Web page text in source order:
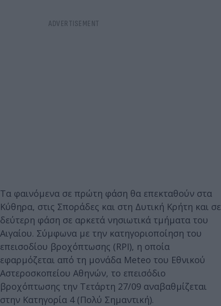
Τα φαινόμενα σε πρώτη φάση θα επεκταθούν στα
Κύθηρα, στις Σποράδες και στη Δυτική Κρήτη και σε
δεύτερη φάση σε αρκετά νησιωτικά τμήματα του
Αιγαίου. Σύμφωνα με την κατηγοριοποίηση του
επεισοδίου βροχόπτωσης (RPI), η οποία
εφαρμόζεται από τη μονάδα Meteo του Εθνικού
Αστεροσκοπείου Αθηνών, το επεισόδιο
βροχόπτωσης την Τετάρτη 27/09 αναβαθμίζεται
στην Κατηγορία 4 (Πολύ Σημαντική).